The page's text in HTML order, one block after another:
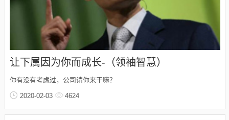
让下属因为你而成长-（领袖智慧）
你有没有考虑过，公司请你来干嘛？
2020-02-03 4624